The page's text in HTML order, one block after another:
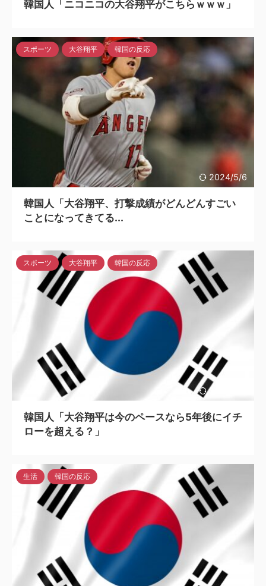
韓国人「ニコニコの大谷翔平がこちらｗｗｗ」
2024/5/6
スポーツ 大谷翔平 韓国の反応
韓国人「大谷翔平、打撃成績がどんどんすごい
ことになってきてる...
2024/5/6
スポーツ 大谷翔平 韓国の反応
韓国人「大谷翔平は今のペースなら5年後にイチ
ローを超える？」
生活 韓国の反応